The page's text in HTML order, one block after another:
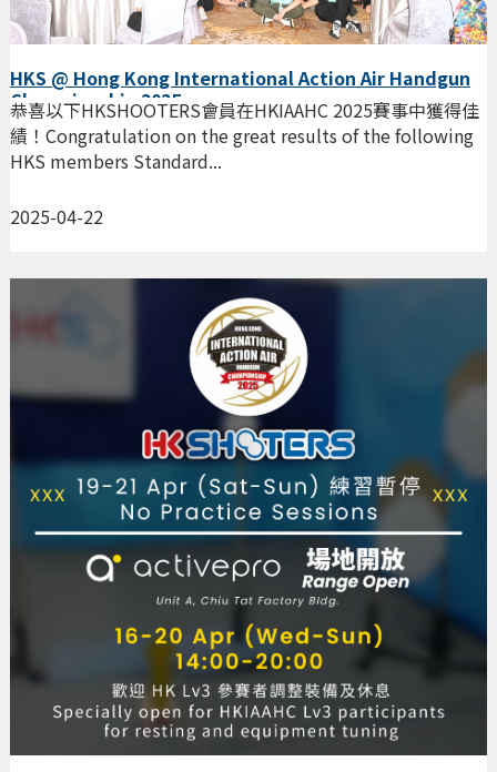
HKS @ Hong Kong International Action Air Handgun
Championship 2025
2025-04-22
恭喜以下HKSHOOTERS會員在HKIAAHC 2025賽事中獲得佳
績！Congratulation on the great results of the following
HKS members Standard...